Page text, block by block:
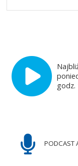
godz.
PODCAST